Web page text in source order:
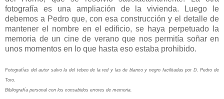
fotografía es una ampliación de la vivienda. Luego le
debemos a Pedro que, con esa construcción y el detalle de
mantener el nombre en el edificio, se haya perpetuado la
memoria de un cine de verano que nos permitía soñar en
unos momentos en lo que hasta eso estaba prohibido.
Fotografías del autor salvo la del tebeo de la red y las de blanco y negro facilitadas por D. Pedro de
Toro.
Bibliografía personal con los consabidos errores de memoria.